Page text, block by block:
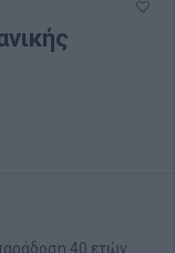
40 ετών